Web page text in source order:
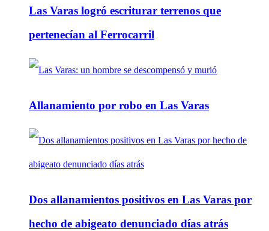
Las Varas logró escriturar terrenos que
pertenecían al Ferrocarril
Allanamiento por robo en Las Varas
Dos allanamientos positivos en Las Varas por
hecho de abigeato denunciado días atrás